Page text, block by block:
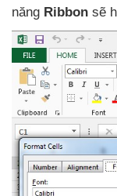
năng Ribbon sẽ